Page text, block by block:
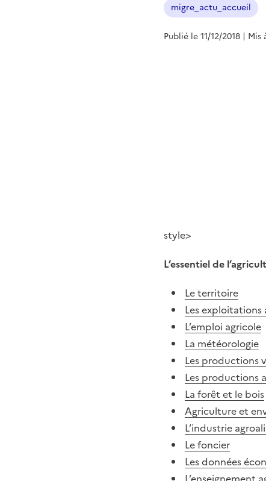
migre_actu_accueil
Publié le 11/12/2018 | Mis
style>
L’essentiel de
Le territoire
Les exploitations
L’emploi agricole
La météorologie
Les productions
Les productions
La forêt et le bois
Agriculture et
L’industrie
Le foncier
Les données